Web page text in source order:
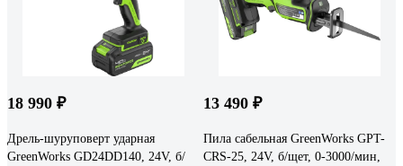
18 990 ₽
Дрель-шуруповерт ударная
GreenWorks GD24DD140, 24V, б/
13 490 ₽
Пила сабельная GreenWorks GPT-
CRS-25, 24V, б/щет, 0-3000/мин,